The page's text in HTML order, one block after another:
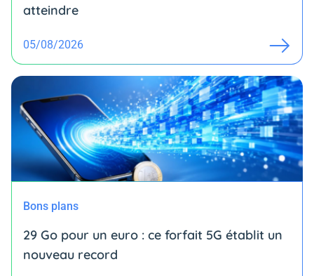
atteindre
05/08/2026
Bons plans
29 Go pour un euro : ce forfait 5G établit un
nouveau record